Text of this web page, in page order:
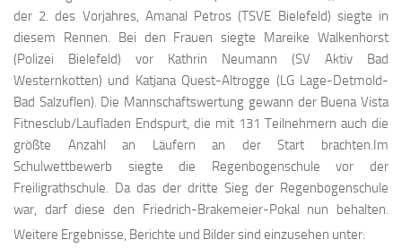
der 2. des Vorjahres, Amanal Petros (TSVE Bielefeld) siegte in
diesem Rennen. Bei den Frauen siegte Mareike Walkenhorst
(Polizei Bielefeld) vor Kathrin Neumann (SV Aktiv Bad
Westernkotten) und Katjana Quest-Altrogge (LG Lage-Detmold-
Bad Salzuflen). Die Mannschaftswertung gewann der Buena Vista
Fitnesclub/Laufladen Endspurt, die mit 131 Teilnehmern auch die
größte Anzahl an Läufern an der Start brachten.Im
Schulwettbewerb siegte die Regenbogenschule vor der
Freiligrathschule. Da das der dritte Sieg der Regenbogenschule
war, darf diese den Friedrich-Brakemeier-Pokal nun behalten.
Weitere Ergebnisse, Berichte und Bilder sind einzusehen unter: